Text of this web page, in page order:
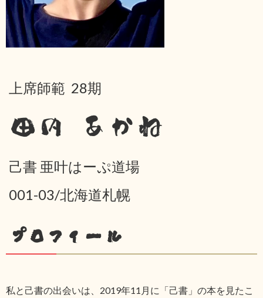
上席師範 28期
田内 あかね
己書 亜叶はーぷ道場
001-03/北海道札幌
プロフィール
私と己書の出会いは、2019年11月に「己書」の本を見たこ